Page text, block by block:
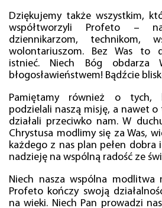
Dziękujemy także wszystkim,
współtworzyli Profeto –
dziennikarzom, technikom,
wolontariuszom. Bez Was to
istnieć. Niech Bóg obdarza
błogosławieństwem! Bądźcie
Pamiętamy również o tych,
podzielali naszą misję, a nawet
działali przeciwko nam. W
Chrystusa modlimy się za Was,
każdego z nas plan pełen dobra
nadzieję na wspólną radość ze
Niech nasza wspólna
Profeto kończy swoją
na wieki. Niech Pan prowadzi